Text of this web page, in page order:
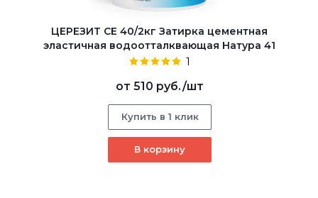
ЦЕРЕЗИТ CE 40/2кг Затирка цементная
эластичная водоотталквающая Натура 41
1
от 510 руб./шт
Купить в 1 клик
В корзину